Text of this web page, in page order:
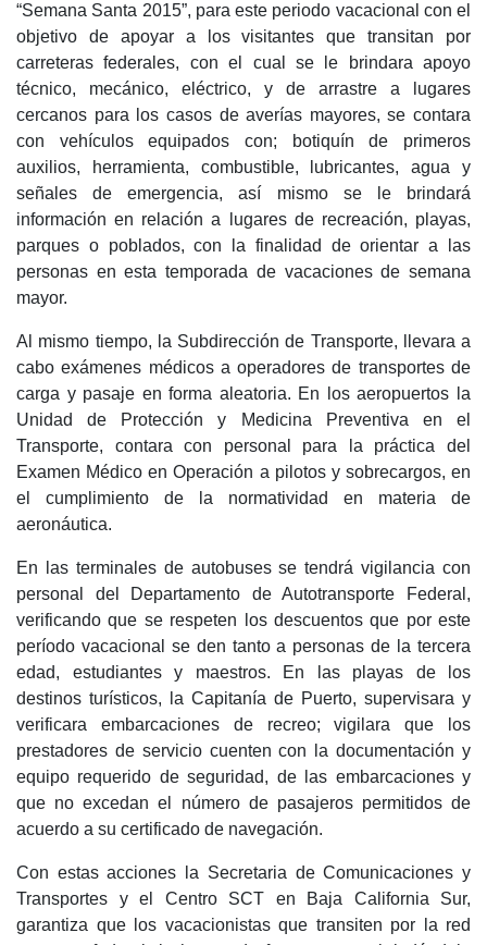
“Semana Santa 2015”, para este periodo vacacional con el
objetivo de apoyar a los visitantes que transitan por
carreteras federales, con el cual se le brindara apoyo
técnico, mecánico, eléctrico, y de arrastre a lugares
cercanos para los casos de averías mayores, se contara
con vehículos equipados con; botiquín de primeros
auxilios, herramienta, combustible, lubricantes, agua y
señales de emergencia, así mismo se le brindará
información en relación a lugares de recreación, playas,
parques o poblados, con la finalidad de orientar a las
personas en esta temporada de vacaciones de semana
mayor.
Al mismo tiempo, la Subdirección de Transporte, llevara a
cabo exámenes médicos a operadores de transportes de
carga y pasaje en forma aleatoria. En los aeropuertos la
Unidad de Protección y Medicina Preventiva en el
Transporte, contara con personal para la práctica del
Examen Médico en Operación a pilotos y sobrecargos, en
el cumplimiento de la normatividad en materia de
aeronáutica.
En las terminales de autobuses se tendrá vigilancia con
personal del Departamento de Autotransporte Federal,
verificando que se respeten los descuentos que por este
período vacacional se den tanto a personas de la tercera
edad, estudiantes y maestros. En las playas de los
destinos turísticos, la Capitanía de Puerto, supervisara y
verificara embarcaciones de recreo; vigilara que los
prestadores de servicio cuenten con la documentación y
equipo requerido de seguridad, de las embarcaciones y
que no excedan el número de pasajeros permitidos de
acuerdo a su certificado de navegación.
Con estas acciones la Secretaria de Comunicaciones y
Transportes y el Centro SCT en Baja California Sur,
garantiza que los vacacionistas que transiten por la red